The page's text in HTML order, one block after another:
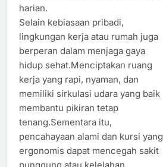
harian.
Selain kebiasaan pribadi,
lingkungan kerja atau rumah juga
berperan dalam menjaga gaya
hidup sehat.Menciptakan ruang
kerja yang rapi, nyaman, dan
memiliki sirkulasi udara yang baik
membantu pikiran tetap
tenang.Sementara itu,
pencahayaan alami dan kursi yang
ergonomis dapat mencegah sakit